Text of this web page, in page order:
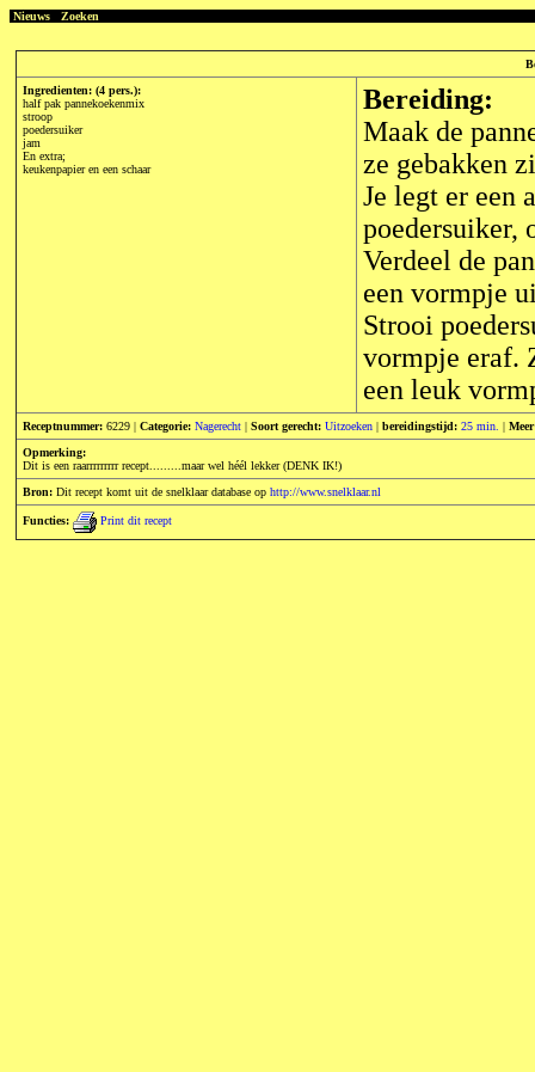
Nieuws Zoeken
Ingredienten: (4 pers.):
half pak pannekoekenmix
stroop
poedersuiker
jam
En extra;
keukenpapier en een schaar
Bereiding:
Maak de
ze gebakken
Je legt er een
poedersuiker,
Verdeel de
een vormpje
Strooi
vormpje eraf.
een leuk
Receptnummer: 6229 | Categorie: Nagerecht | Soort gerecht: Uitzoeken | bereidingstijd: 25 min. |
Opmerking:
Dit is een raarrrrrrrrr recept.........maar wel héél lekker (DENK IK!)
Bron: Dit recept komt uit de snelklaar database op http://www.snelklaar.nl
Functies: Print dit recept